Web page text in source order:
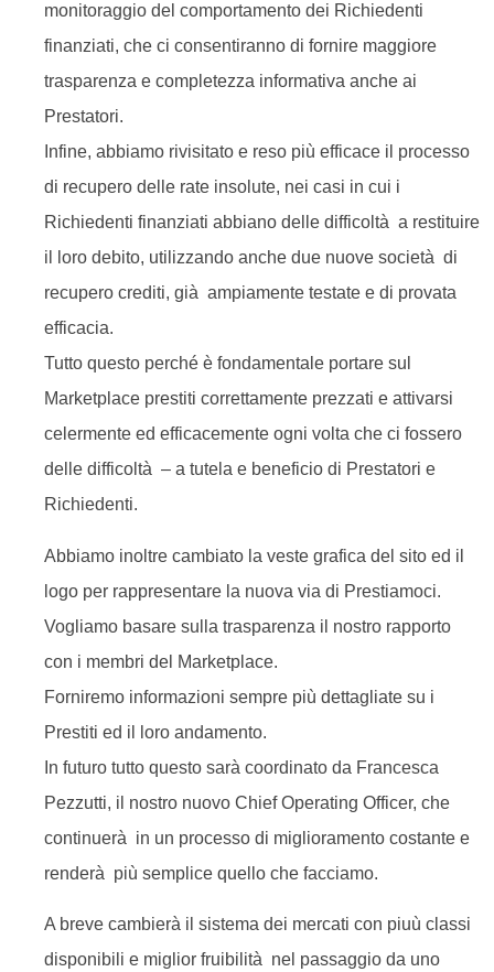
monitoraggio del comportamento dei Richiedenti
finanziati, che ci consentiranno di fornire maggiore
trasparenza e completezza informativa anche ai
Prestatori.
Infine, abbiamo rivisitato e reso più efficace il processo
di recupero delle rate insolute, nei casi in cui i
Richiedenti finanziati abbiano delle difficoltà a restituire
il loro debito, utilizzando anche due nuove società di
recupero crediti, già ampiamente testate e di provata
efficacia.
Tutto questo perché è fondamentale portare sul
Marketplace prestiti correttamente prezzati e attivarsi
celermente ed efficacemente ogni volta che ci fossero
delle difficoltà – a tutela e beneficio di Prestatori e
Richiedenti.
Abbiamo inoltre cambiato la veste grafica del sito ed il
logo per rappresentare la nuova via di Prestiamoci.
Vogliamo basare sulla trasparenza il nostro rapporto
con i membri del Marketplace.
Forniremo informazioni sempre più dettagliate su i
Prestiti ed il loro andamento.
In futuro tutto questo sarà coordinato da Francesca
Pezzutti, il nostro nuovo Chief Operating Officer, che
continuerà in un processo di miglioramento costante e
renderà più semplice quello che facciamo.
A breve cambierà il sistema dei mercati con piuù classi
disponibili e miglior fruibilità nel passaggio da uno